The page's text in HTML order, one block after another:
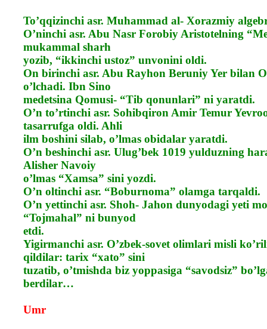
To’qqizinchi asr. Muhammad al- Xorazmiy
O’ninchi asr. Abu Nasr Forobiy Aristotelning
mukammal sharh
yozib, “ikkinchi ustoz” unvonini oldi.
On birinchi asr. Abu Rayhon Beruniy Yer bilan
o’lchadi. Ibn Sino
medetsina Qomusi- “Tib qonunlari” ni yaratdi.
O’n to’rtinchi asr. Sohibqiron Amir Temur
tasarrufga oldi. Ahli
ilm boshini silab, o’lmas obidalar yaratdi.
O’n beshinchi asr. Ulug’bek 1019 yulduzning
Alisher Navoiy
o’lmas “Xamsa” sini yozdi.
O’n oltinchi asr. “Boburnoma” olamga tarqaldi.
O’n yettinchi asr. Shoh- Jahon dunyodagi yeti
“Tojmahal” ni bunyod
etdi.
Yigirmanchi asr. O’zbek-sovet olimlari misli
qildilar: tarix “xato” sini
tuzatib, o’tmishda biz yoppasiga “savodsiz”
berdilar…
Umr